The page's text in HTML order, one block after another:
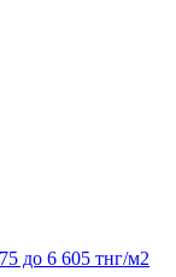
до 6 605 тнг/м2